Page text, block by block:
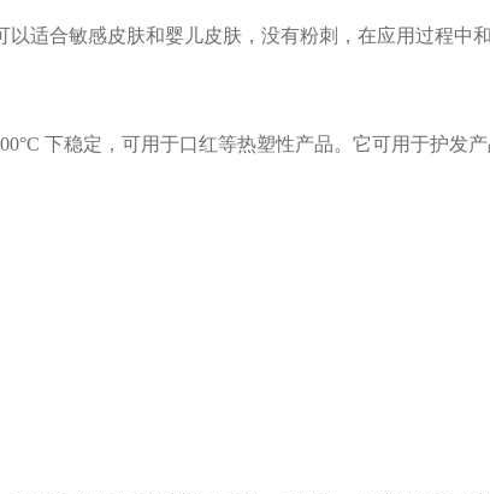
适合敏感皮肤和婴儿皮肤，没有粉刺，在应用过程中
下稳定，可用于口红等热塑性产品。它可用于护发